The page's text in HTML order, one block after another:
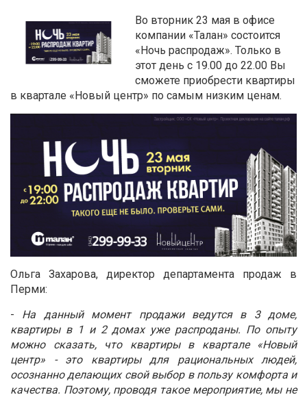
Во вторник 23 мая в офисе
компании «Талан» состоится
«Ночь распродаж». Только в
этот день с 19.00 до 22.00 Вы
сможете приобрести квартиры
в квартале «Новый центр» по самым низким ценам.
Ольга Захарова, директор департамента продаж в
Перми:
- На данный момент продажи ведутся в 3 доме,
квартиры в 1 и 2 домах уже распроданы. По опыту
можно сказать, что квартиры в квартале «Новый
центр» - это квартиры для рациональных людей,
осознанно делающих свой выбор в пользу комфорта и
качества. Поэтому, проводя такое мероприятие, мы не